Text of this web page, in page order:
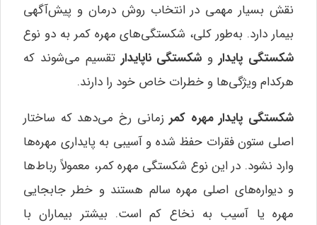
نقش بسیار مهمی در انتخاب روش درمان و پیش‌آگهی
بیمار دارد. به‌طور کلی، شکستگی‌های مهره کمر به دو نوع
شکستگی پایدارو شکستگی ناپایدار تقسیم می‌شوند که
هرکدام ویژگی‌ها و خطرات خاص خود را دارند.
شکستگی پایدار مهره کمرزمانی رخ می‌دهد که ساختار
اصلی ستون فقرات حفظ شده و آسیبی به پایداری مهره‌ها
وارد نشود. در این نوع شکستگی مهره کمر، معمولاً رباط‌ها
و دیواره‌های اصلی مهره سالم هستند و خطر جابجایی
مهره یا آسیب به نخاع کم است. بیشتر بیماران با